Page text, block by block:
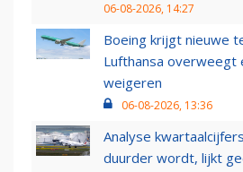
06-08-2026, 14:27
Boeing krijgt nieuwe
Lufthansa overweegt
weigeren
06-08-2026, 13:36
Analyse
duurder wordt, lijkt